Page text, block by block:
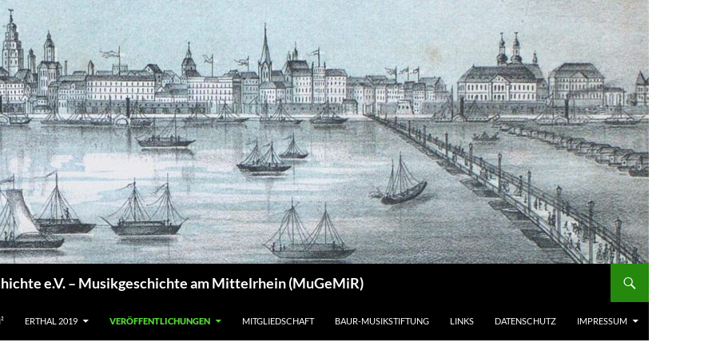
e.V. – Musikgeschichte am Mittelrhein (MuGeMiR)
ERTHAL 2019 VERÖFFENTLICHUNGEN MITGLIEDSCHAFT BAUR-MUSIKSTIFTUNG LINKS DATENSCHUTZ IMPRESSUM